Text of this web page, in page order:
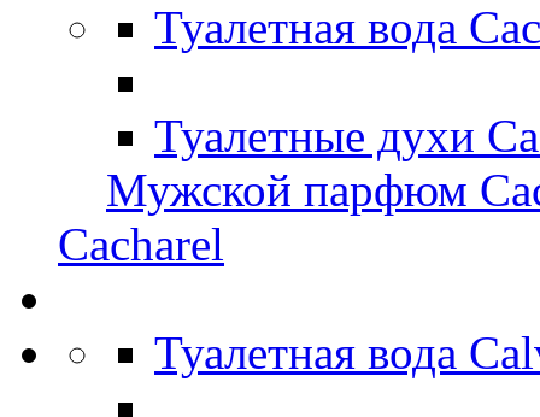
Туалетная вода
Туалетные духи
Мужской парфюм
Cacharel
Туалетная вода